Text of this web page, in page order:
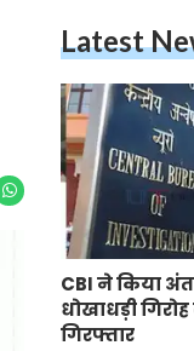
Latest
CBI ने किया
धोखाधड़ी
गिरफ्तार